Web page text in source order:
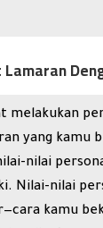
melakukan
yang kamu
nilai
Nilai-nilai
kamu